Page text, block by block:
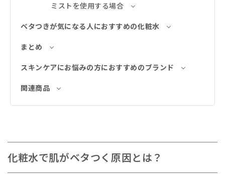
ミストを使用する場合
ベタつきが気になる人におすすめの化粧水
まとめ
スキンケアにお悩みの方におすすめのブランド
関連商品
化粧水で肌がベタつく原因とは？